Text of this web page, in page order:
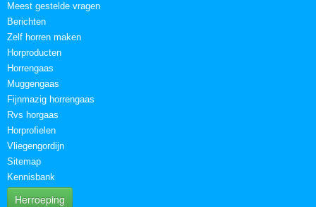
Meest gestelde vragen
Berichten
Zelf horren maken
Horproducten
Horrengaas
Muggengaas
Fijnmazig horrengaas
Rvs horgaas
Horprofielen
Vliegengordijn
Sitemap
Kennisbank
Herroeping